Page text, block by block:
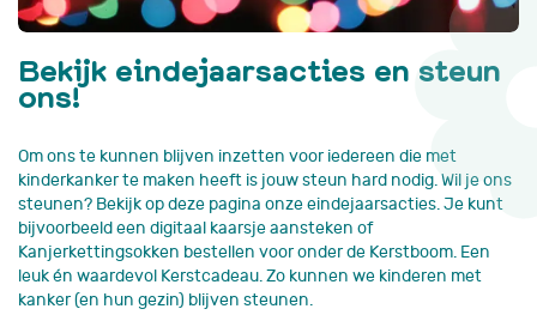
Bekijk eindejaarsacties en steun
ons!
Om ons te kunnen blijven inzetten voor iedereen die met
kinderkanker te maken heeft is jouw steun hard nodig. Wil je ons
steunen? Bekijk op deze pagina onze eindejaarsacties. Je kunt
bijvoorbeeld een digitaal kaarsje aansteken of
Kanjerkettingsokken bestellen voor onder de Kerstboom. Een
leuk én waardevol Kerstcadeau. Zo kunnen we kinderen met
kanker (en hun gezin) blijven steunen.